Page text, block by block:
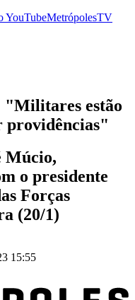
YouTubeMetrópolesTV
"Militares estão
providências"
Múcio,
o presidente
Forças
(20/1)
15:55